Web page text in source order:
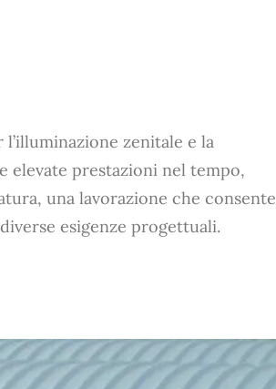
zenitale e la
prestazioni nel tempo,
una lavorazione che consente
esigenze progettuali.